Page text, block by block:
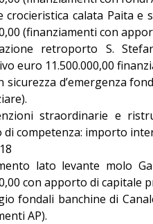
crocieristica calata Paita
(finanziamenti con
retroporto S.
euro 11.500.000,00
sicurezza d’emergenza
straordinarie e
competenza: importo
lato levante molo
con apporto di capitale
fondali banchine di
AP).